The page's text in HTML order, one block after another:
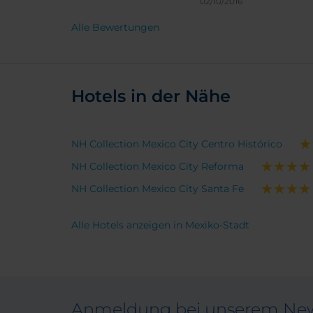
Alle Bewertungen
Hotels in der Nähe
NH Collection Mexico City Centro Histórico
NH Collection Mexico City Reforma
NH Collection Mexico City Santa Fe
Alle Hotels anzeigen in Mexiko-Stadt